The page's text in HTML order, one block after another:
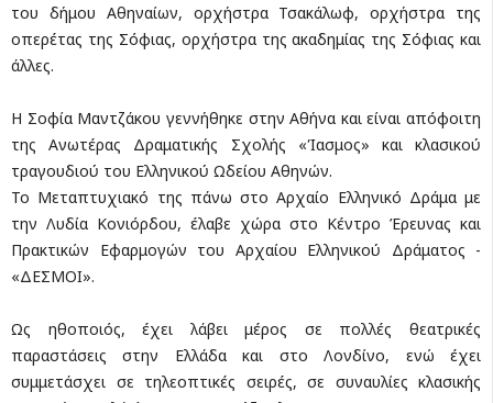
του δήμου Αθηναίων, ορχήστρα Τσακάλωφ, ορχήστρα της
οπερέτας της Σόφιας, ορχήστρα της ακαδημίας της Σόφιας και
άλλες.
Η Σοφία Μαντζάκου γεννήθηκε στην Αθήνα και είναι απόφοιτη
της Ανωτέρας Δραματικής Σχολής «Ίασμος» και κλασικού
τραγουδιού του Ελληνικού Ωδείου Αθηνών.
Το Μεταπτυχιακό της πάνω στο Αρχαίο Ελληνικό Δράμα με
την Λυδία Κονιόρδου, έλαβε χώρα στο Κέντρο Έρευνας και
Πρακτικών Εφαρμογών του Αρχαίου Ελληνικού Δράματος -
«ΔΕΣΜΟΙ».
Ως ηθοποιός, έχει λάβει μέρος σε πολλές θεατρικές
παραστάσεις στην Ελλάδα και στο Λονδίνο, ενώ έχει
συμμετάσχει σε τηλεοπτικές σειρές, σε συναυλίες κλασικής